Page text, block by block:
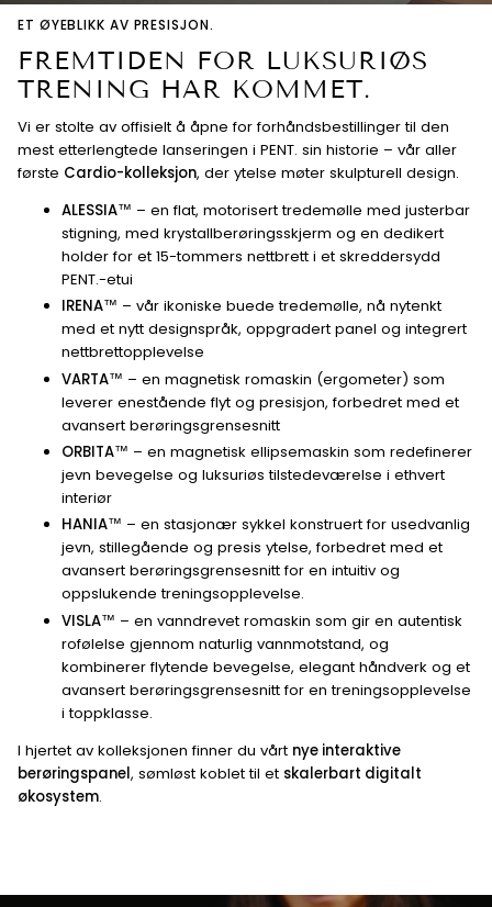
ET ØYEBLIKK AV PRESISJON.
FREMTIDEN FOR LUKSURIØS
TRENING HAR KOMMET.
Vi er stolte av offisielt å åpne for forhåndsbestillinger til den
mest etterlengtede lanseringen i PENT. sin historie – vår aller
første Cardio-kolleksjon, der ytelse møter skulpturell design.
ALESSIA™ – en flat, motorisert tredemølle med justerbar
stigning, med krystallberøringsskjerm og en dedikert
holder for et 15-tommers nettbrett i et skreddersydd
PENT.-etui
IRENA™ – vår ikoniske buede tredemølle, nå nytenkt
med et nytt designspråk, oppgradert panel og integrert
nettbrettopplevelse
VARTA™ – en magnetisk romaskin (ergometer) som
leverer enestående flyt og presisjon, forbedret med et
avansert berøringsgrensesnitt
ORBITA™ – en magnetisk ellipsemaskin som redefinerer
jevn bevegelse og luksuriøs tilstedeværelse i ethvert
interiør
HANIA™ – en stasjonær sykkel konstruert for usedvanlig
jevn, stillegående og presis ytelse, forbedret med et
avansert berøringsgrensesnitt for en intuitiv og
oppslukende treningsopplevelse.
VISLA™ – en vanndrevet romaskin som gir en autentisk
rofølelse gjennom naturlig vannmotstand, og
kombinerer flytende bevegelse, elegant håndverk og et
avansert berøringsgrensesnitt for en treningsopplevelse
i toppklasse.
I hjertet av kolleksjonen finner du vårt nye interaktive
berøringspanel, sømløst koblet til et skalerbart digitalt
økosystem.